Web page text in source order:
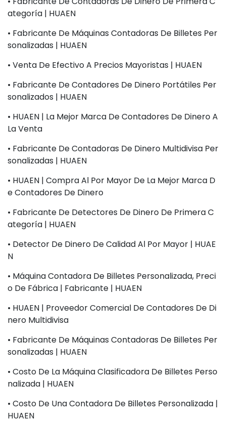
Ategoría | HUAEN
• Fabricante De Máquinas Contadoras De Billetes Per
Sonalizadas | HUAEN
• Venta De Efectivo A Precios Mayoristas | HUAEN
• Fabricante De Contadores De Dinero Portátiles Per
Sonalizados | HUAEN
• HUAEN | La Mejor Marca De Contadores De Dinero A
La Venta
• Fabricante De Contadoras De Dinero Multidivisa Per
Sonalizadas | HUAEN
• HUAEN | Compra Al Por Mayor De La Mejor Marca D
E Contadores De Dinero
• Fabricante De Detectores De Dinero De Primera C
Ategoría | HUAEN
• Detector De Dinero De Calidad Al Por Mayor | HUAE
N
• Máquina Contadora De Billetes Personalizada, Preci
O De Fábrica | Fabricante | HUAEN
• HUAEN | Proveedor Comercial De Contadores De Di
Nero Multidivisa
• Fabricante De Máquinas Contadoras De Billetes Per
Sonalizadas | HUAEN
• Costo De La Máquina Clasificadora De Billetes Perso
Nalizada | HUAEN
• Costo De Una Contadora De Billetes Personalizada |
HUAEN